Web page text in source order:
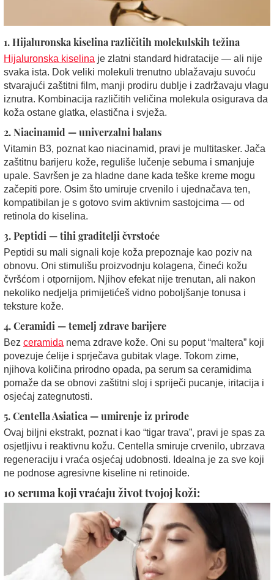
1.Hijaluronska kiselina različitih molekulskih težina
Hijaluronska kiselina je zlatni standard hidratacije — ali nije
svaka ista. Dok veliki molekuli trenutno ublažavaju suvoću
stvarajući zaštitni film, manji prodiru dublje i zadržavaju vlagu
iznutra. Kombinacija različitih veličina molekula osigurava da
koža ostane glatka, elastična i svježa.
2.Niacinamid — univerzalni balans
Vitamin B3, poznat kao niacinamid, pravi je multitasker. Jača
zaštitnu barijeru kože, reguliše lučenje sebuma i smanjuje
upale. Savršen je za hladne dane kada teške kreme mogu
začepiti pore. Osim što umiruje crvenilo i ujednačava ten,
kompatibilan je s gotovo svim aktivnim sastojcima — od
retinola do kiselina.
3.Peptidi — tihi graditelji čvrstoće
Peptidi su mali signali koje koža prepoznaje kao poziv na
obnovu. Oni stimulišu proizvodnju kolagena, čineći kožu
čvršćom i otpornijom. Njihov efekat nije trenutan, ali nakon
nekoliko nedjelja primijetićeš vidno poboljšanje tonusa i
teksture kože.
4.Ceramidi — temelj zdrave barijere
Bez ceramida nema zdrave kože. Oni su poput “maltera” koji
povezuje ćelije i sprječava gubitak vlage. Tokom zime,
njihova količina prirodno opada, pa serum sa ceramidima
pomaže da se obnovi zaštitni sloj i spriječi pucanje, iritacija i
osjećaj zategnutosti.
5.Centella Asiatica — umirenje iz prirode
Ovaj biljni ekstrakt, poznat i kao “tigar trava”, pravi je spas za
osjetljivu i reaktivnu kožu. Centella smiruje crvenilo, ubrzava
regeneraciju i vraća osjećaj udobnosti. Idealna je za sve koji
ne podnose agresivne kiseline ni retinoide.
10 seruma koji vraćaju život tvojoj koži: